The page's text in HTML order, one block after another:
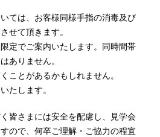
ては、お客様同様手指の消毒及び
せて頂きます。
定でご案内いたします。同時間帯
ありません。
ことがあるかもしれません。
たします。
皆さまには安全を配慮し、見学会
ので、何卒ご理解・ご協力の程宜